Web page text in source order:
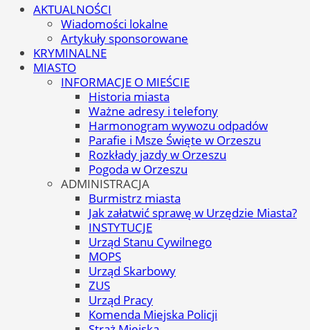
AKTUALNOŚCI
Wiadomości lokalne
Artykuły sponsorowane
KRYMINALNE
MIASTO
INFORMACJE O MIEŚCIE
Historia miasta
Ważne adresy i telefony
Harmonogram wywozu odpadów
Parafie i Msze Święte w Orzeszu
Rozkłady jazdy w Orzeszu
Pogoda w Orzeszu
ADMINISTRACJA
Burmistrz miasta
Jak załatwić sprawę w Urzędzie Miasta?
INSTYTUCJE
Urząd Stanu Cywilnego
MOPS
Urząd Skarbowy
ZUS
Urząd Pracy
Komenda Miejska Policji